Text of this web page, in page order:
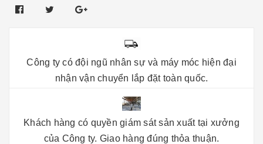
Công ty có đội ngũ nhân sự và máy móc hiện đại
nhận vận chuyển lắp đặt toàn quốc.
Khách hàng có quyền giám sát sản xuất tại xưởng
của Công ty. Giao hàng đúng thỏa thuận.